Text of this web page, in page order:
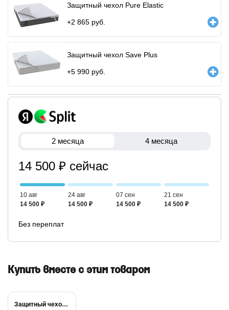
Защитный чехол Pure Elastic
+2 865 руб.
Защитный чехол Save Plus
+5 990 руб.
2 месяца 4 месяца
14 500 ₽ сейчас
10 авг
14 500 ₽
24 авг
14 500 ₽
07 сен
14 500 ₽
21 сен
14 500 ₽
Без переплат
Купить вместе с этим товаром
Защитный чехол Cover...